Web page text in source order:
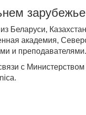
зарубежье
Беларуси,
академия,
и преподавателями.
с